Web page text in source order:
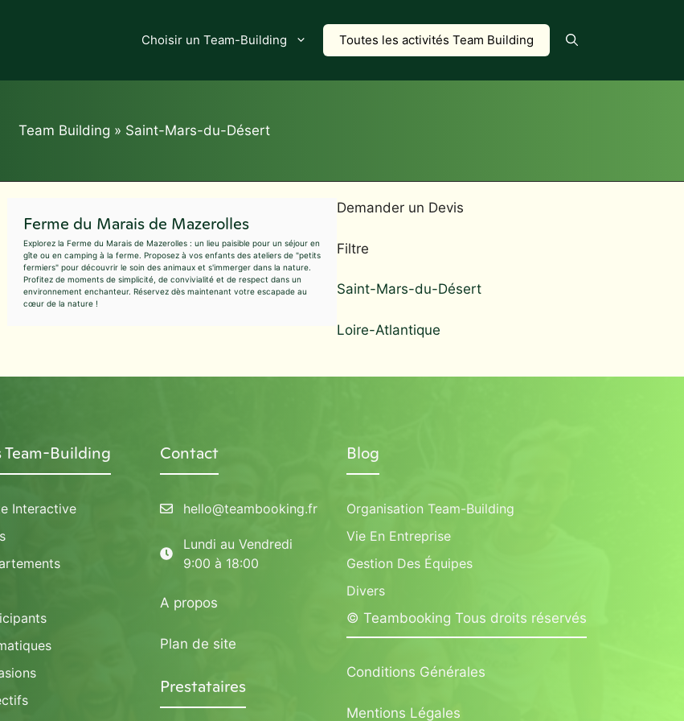
Choisir un Team-Building Toutes les activités Team Building
Team Building » Saint-Mars-du-Désert
Ferme du Marais de Mazerolles
Explorez la Ferme du Marais de Mazerolles : un lieu paisible pour un séjour en
gîte ou en camping à la ferme. Proposez à vos enfants des ateliers de "petits
fermiers" pour découvrir le soin des animaux et s'immerger dans la nature.
Profitez de moments de simplicité, de convivialité et de respect dans un
environnement enchanteur. Réservez dès maintenant votre escapade au
cœur de la nature !
Demander un Devis
Filtre
Saint-Mars-du-Désert
Loire-Atlantique
Team-Building
Interactive
Contact
hello@teambooking.fr
Lundi au Vendredi
9:00 à 18:00
A propos
Plan de site
Prestataires
Blog
Organisation Team-Building
Vie En Entreprise
Gestion Des Équipes
Divers
© Teambooking Tous droits réservés
Conditions Générales
Mentions Légales